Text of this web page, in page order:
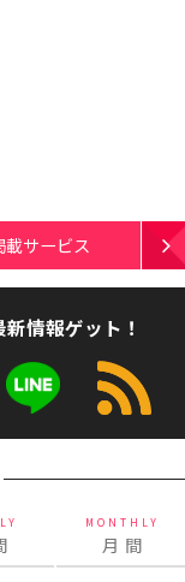
サービス
情報ゲット！
MONTHLY
月 間